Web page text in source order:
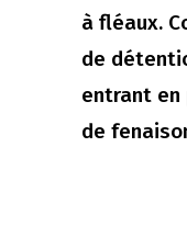
à fléaux.
de
entrant en
de